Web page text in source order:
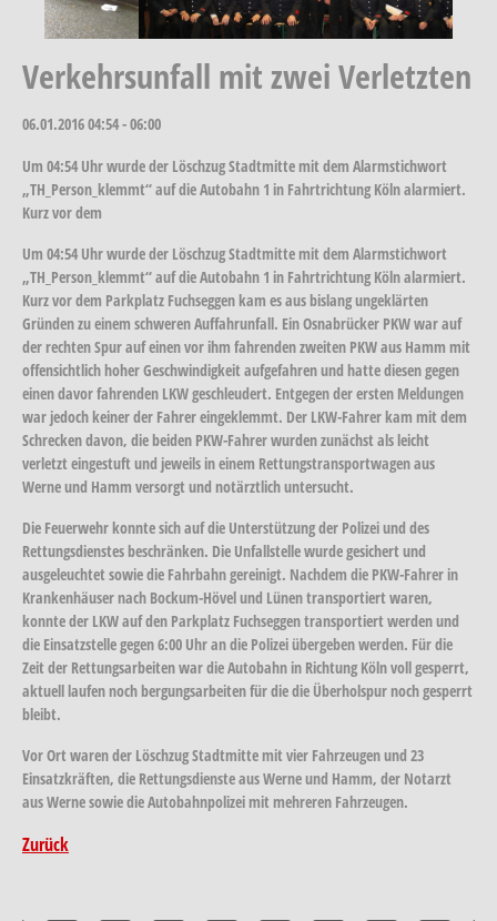
Verkehrsunfall mit zwei Verletzten
06.01.201604:54 - 06:00
Um 04:54 Uhr wurde der Löschzug Stadtmitte mit dem Alarmstichwort
„TH_Person_klemmt“ auf die Autobahn 1 in Fahrtrichtung Köln alarmiert.
Kurz vor dem
Um 04:54 Uhr wurde der Löschzug Stadtmitte mit dem Alarmstichwort
„TH_Person_klemmt“ auf die Autobahn 1 in Fahrtrichtung Köln alarmiert.
Kurz vor dem Parkplatz Fuchseggen kam es aus bislang ungeklärten
Gründen zu einem schweren Auffahrunfall. Ein Osnabrücker PKW war auf
der rechten Spur auf einen vor ihm fahrenden zweiten PKW aus Hamm mit
offensichtlich hoher Geschwindigkeit aufgefahren und hatte diesen gegen
einen davor fahrenden LKW geschleudert. Entgegen der ersten Meldungen
war jedoch keiner der Fahrer eingeklemmt. Der LKW-Fahrer kam mit dem
Schrecken davon, die beiden PKW-Fahrer wurden zunächst als leicht
verletzt eingestuft und jeweils in einem Rettungstransportwagen aus
Werne und Hamm versorgt und notärztlich untersucht.
Die Feuerwehr konnte sich auf die Unterstützung der Polizei und des
Rettungsdienstes beschränken. Die Unfallstelle wurde gesichert und
ausgeleuchtet sowie die Fahrbahn gereinigt. Nachdem die PKW-Fahrer in
Krankenhäuser nach Bockum-Hövel und Lünen transportiert waren,
konnte der LKW auf den Parkplatz Fuchseggen transportiert werden und
die Einsatzstelle gegen 6:00 Uhr an die Polizei übergeben werden. Für die
Zeit der Rettungsarbeiten war die Autobahn in Richtung Köln voll gesperrt,
aktuell laufen noch bergungsarbeiten für die die Überholspur noch gesperrt
bleibt.
Vor Ort waren der Löschzug Stadtmitte mit vier Fahrzeugen und 23
Einsatzkräften, die Rettungsdienste aus Werne und Hamm, der Notarzt
aus Werne sowie die Autobahnpolizei mit mehreren Fahrzeugen.
Zurück